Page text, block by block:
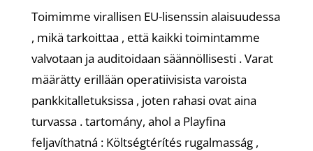
Toimimme virallisen EU-lisenssin alaisuudessa
, mikä tarkoittaa , että kaikki toimintamme
valvotaan ja auditoidaan säännöllisesti . Varat
määrätty erillään operatiivisista varoista
pankkitalletuksissa , joten rahasi ovat aina
turvassa . tartomány, ahol a Playfina
feljavíthatná : Költségtérítés rugalmasság ,